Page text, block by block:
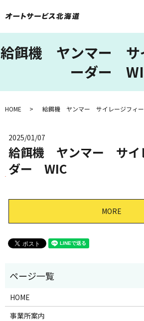
給餌機 ヤンマー サ
ーダー
HOME 給餌機 ヤンマー サイレージフィ
2025/01/07
給餌機 ヤンマー サイ
ダー WIC
MORE
HOME
事業所案内